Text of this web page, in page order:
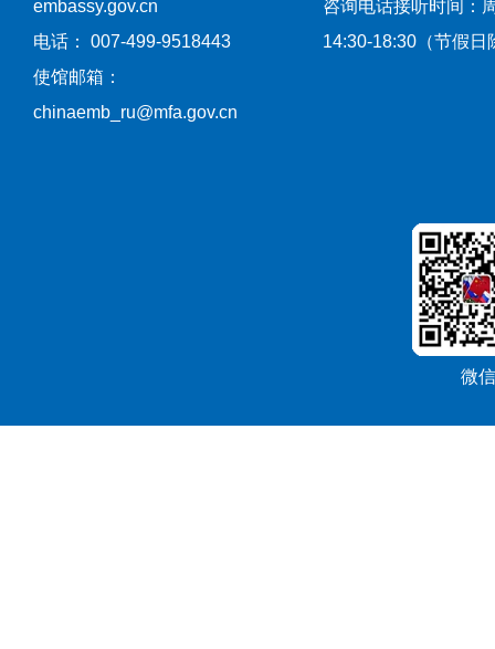
embassy.gov.cn
电话： 007-499-9518443
使馆邮箱：
chinaemb_ru@mfa.gov.cn
咨询电话接听时间：
14:30-18:30（节假日
微信